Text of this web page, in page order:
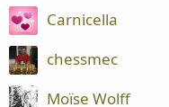
Carnicella
chessmec
Moïse Wolff